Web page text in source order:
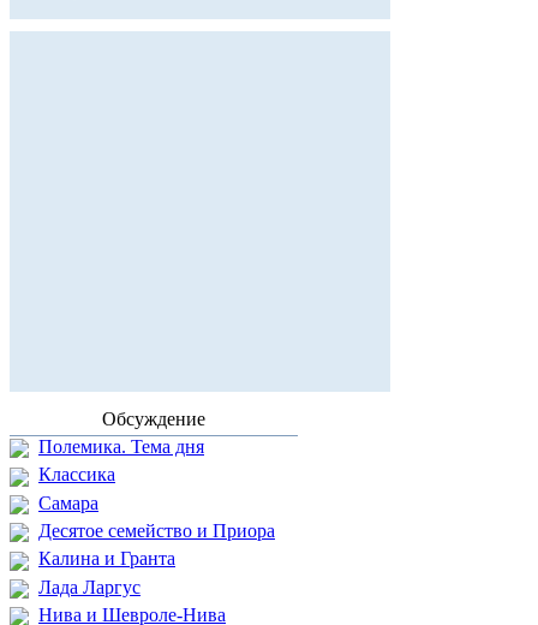
Обсуждение
Полемика. Тема дня
Классика
Самара
Десятое семейство и Приора
Калина и Гранта
Лада Ларгус
Нива и Шевроле-Нива